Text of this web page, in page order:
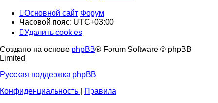
Основной сайт Форум
Часовой пояс: UTC+03:00
Удалить cookies
Создано на основе phpBB® Forum Software © phpBB
Limited
Русская поддержка phpBB
Конфиденциальность
Правила